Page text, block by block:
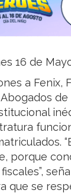
16 de
a Fenix,
porque
que se